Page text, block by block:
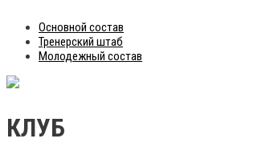
Основной состав
Тренерский штаб
Молодежный состав
КЛУБ